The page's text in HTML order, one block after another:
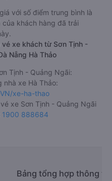
với số điểm trung bình là
khách hàng đã trải
xe khách từ Sơn Tịnh -
Nẵng Hà Thảo
Tịnh - Quảng Ngãi:
nhà xe Hà Thảo:
xe-ha-thao
xe Sơn Tịnh - Quảng Ngãi
1900 888684
Bảng tổng hợp thông